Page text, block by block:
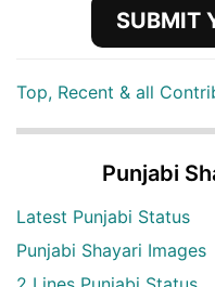
SUBMIT
Top, Recent & all
Punjabi
Latest Punjabi Status
Punjabi Shayari Images